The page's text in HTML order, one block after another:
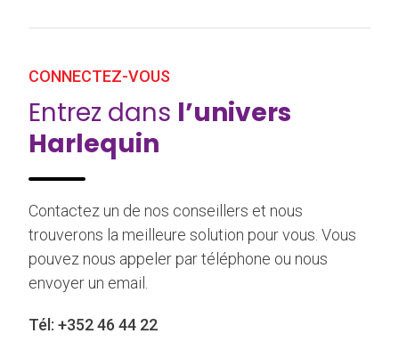
CONNECTEZ-VOUS
Entrez dans l’univers
Harlequin
Contactez un de nos conseillers et nous
trouverons la meilleure solution pour vous. Vous
pouvez nous appeler par téléphone ou nous
envoyer un email.
Tél: +352 46 44 22